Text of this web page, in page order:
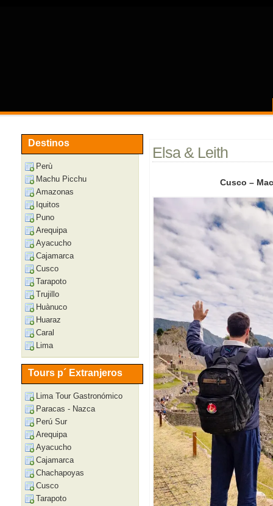
Elsa & Leith
Cusco –
Destinos
Perù
Machu Picchu
Amazonas
Iquitos
Puno
Arequipa
Ayacucho
Cajamarca
Cusco
Tarapoto
Trujillo
Huànuco
Huaraz
Caral
Lima
Tours p´ Extranjeros
Lima Tour Gastronómico
Paracas - Nazca
Perú Sur
Arequipa
Ayacucho
Cajamarca
Chachapoyas
Cusco
Tarapoto